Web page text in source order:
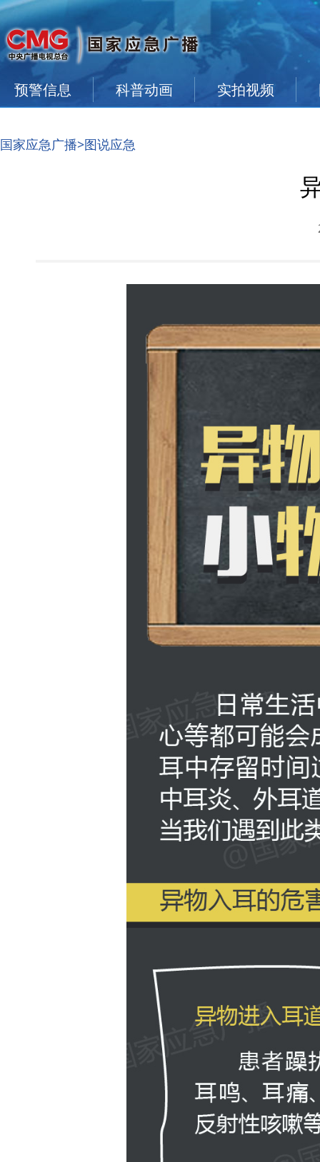
预警信息 科普动画 实拍视频
国家应急广播>图说应急